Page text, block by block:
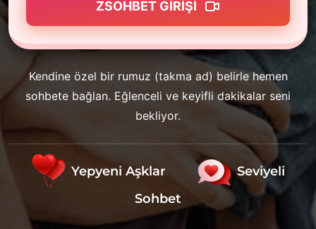
ZSOHBET GIRIŞI
Kendine özel bir rumuz (takma ad) belirle hemen
sohbete bağlan. Eğlenceli ve keyifli dakikalar seni
bekliyor.
Yepyeni Aşklar
Seviyeli
Sohbet